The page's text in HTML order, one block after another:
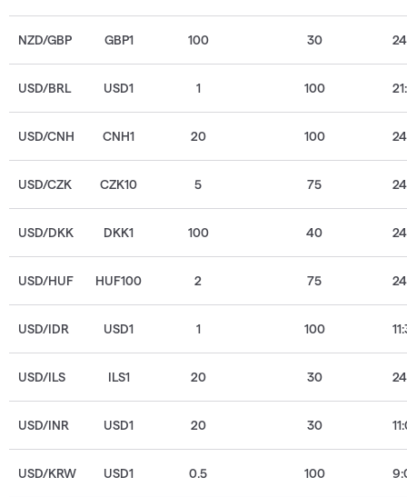
NZD/GBP GBP1 100 30
USD/BRL USD1 1 100
USD/CNH CNH1 20 100
USD/CZK CZK10 5 75
USD/DKK DKK1 100 40
USD/HUF HUF100 2 75
USD/IDR USD1 1 100
USD/ILS ILS1 20 30
USD/INR USD1 20 30
USD/KRW USD1 0.5 100